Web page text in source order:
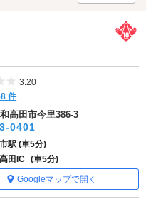
5つ星のうち3
3.20
件
高田市今里386-3
0401
駅 (車5分)
田IC (車5分)
Googleマップで開く